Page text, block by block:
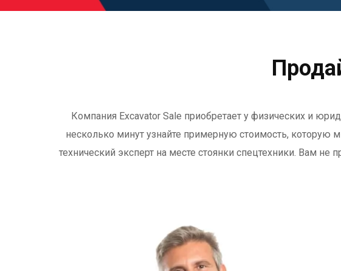
Компания Excavator Sale приобретает у физических и
несколько минут узнайте примерную стоимость,
технический эксперт на месте стоянки спецтехники. Вам